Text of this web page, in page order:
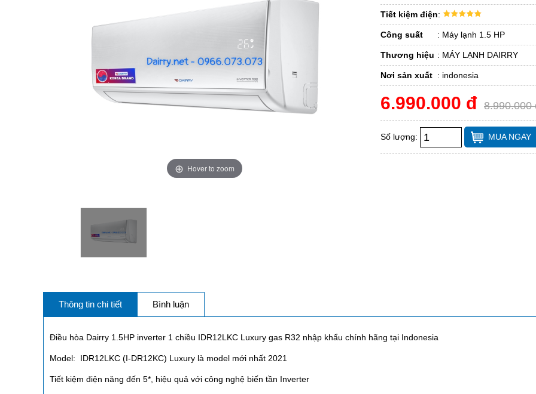
Hover to zoom
Tiết kiệm điện:
Công suất : Máy lạnh 1.5 HP
Thương hiệu : MÁY LẠNH DAIRRY
Nơi sản xuất : indonesia
6.990.000 đ 8.990.000
Số lượng: MUA NGAY
Thông tin chi tiết Bình luận
Điều hòa Dairry 1.5HP inverter 1 chiều IDR12LKC Luxury gas R32 nhập khẩu chính hãng tại Indonesia
Model: IDR12LKC (I-DR12KC) Luxury là model mới nhất 2021
Tiết kiệm điện năng đến 5*, hiệu quả với công nghệ biến tần Inverter